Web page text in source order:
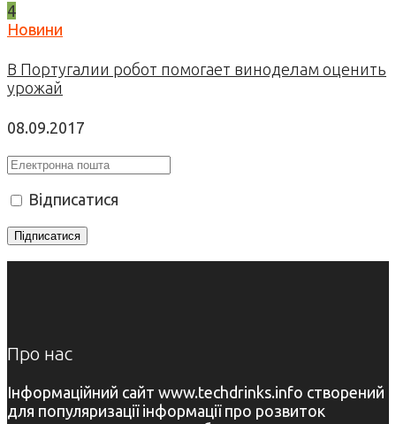
4
Новини
В Португалии робот помогает виноделам оценить
урожай
08.09.2017
Відписатися
Про нас
Інформаційний сайт www.techdrinks.info створений
для популяризації інформації про розвиток